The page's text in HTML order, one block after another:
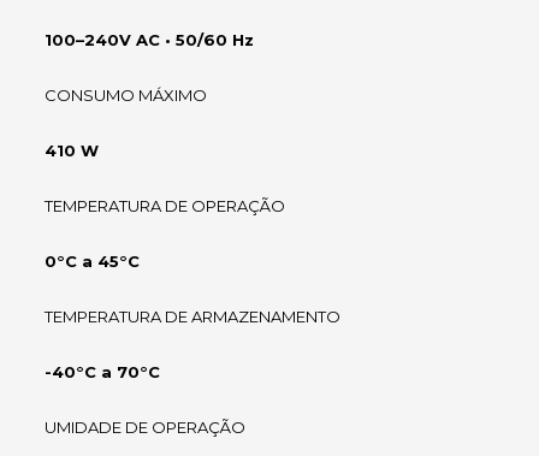
100–240V AC • 50/60 Hz
CONSUMO MÁXIMO
410 W
TEMPERATURA DE OPERAÇÃO
0°C a 45°C
TEMPERATURA DE ARMAZENAMENTO
-40°C a 70°C
UMIDADE DE OPERAÇÃO